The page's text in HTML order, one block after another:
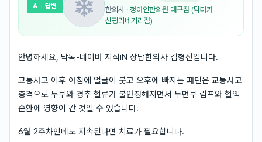
한의사 · 청아인한의원 대구점 (닥터카
신평리네거리점)
A · 답변
안녕하세요, 닥톡-네이버 지식iN 상담한의사 김형선입니다.
교통사고 이후 아침에 얼굴이 붓고 오후에 빠지는 패턴은 교통사고
충격으로 두부와 경추 혈류가 불안정해지면서 두면부 림프와 혈액
순환에 영향이 간 것일 수 있습니다.
6월 2주차인데도 지속된다면 치료가 필요합니다.